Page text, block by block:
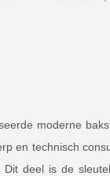
moderne
en technisch
deel is de